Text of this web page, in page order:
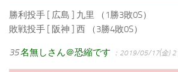
勝利投手 [ 広島 ] 九里 （1勝3敗0S）
敗戦投手 [ 阪神 ] 西 （3勝4敗0S）
35名無しさん＠恐縮です ：2019/05/17(金)